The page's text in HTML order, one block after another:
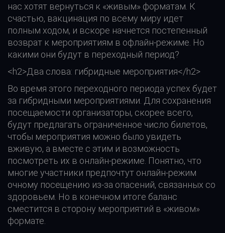
нас хотят вернуться к «живым» форматам. К
счастью, вакцинация по всему миру идет
полным ходом, и вскоре начнется постепенный
возврат к мероприятиям в офлайн-режиме. Но
какими они будут в переходный период?
<h2>Два слова: гибридные мероприятия</h2>
Во время этого переходного периода успех будет
за гибридными мероприятиями. Для сохранения
посещаемости организаторы, скорее всего,
будут предлагать ограниченное число билетов,
чтобы мероприятия можно было увидеть
вживую, а вместе с этим и возможность
посмотреть их в онлайн-режиме. Понятно, что
многие участники предпочтут онлайн-режим
очному посещению из-за опасений, связанных со
здоровьем. Но в конечном итоге баланс
сместится в сторону мероприятий в «живом»
формате.